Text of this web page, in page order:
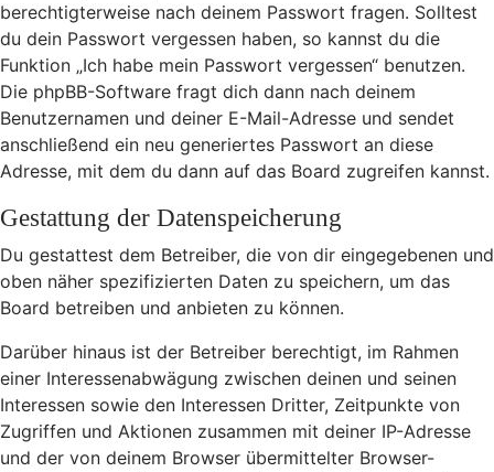
berechtigterweise nach deinem Passwort fragen. Solltest
du dein Passwort vergessen haben, so kannst du die
Funktion „Ich habe mein Passwort vergessen“ benutzen.
Die phpBB-Software fragt dich dann nach deinem
Benutzernamen und deiner E-Mail-Adresse und sendet
anschließend ein neu generiertes Passwort an diese
Adresse, mit dem du dann auf das Board zugreifen kannst.
Gestattung der Datenspeicherung
Du gestattest dem Betreiber, die von dir eingegebenen und
oben näher spezifizierten Daten zu speichern, um das
Board betreiben und anbieten zu können.
Darüber hinaus ist der Betreiber berechtigt, im Rahmen
einer Interessenabwägung zwischen deinen und seinen
Interessen sowie den Interessen Dritter, Zeitpunkte von
Zugriffen und Aktionen zusammen mit deiner IP-Adresse
und der von deinem Browser übermittelter Browser-